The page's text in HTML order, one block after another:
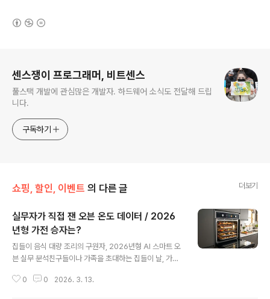
센스쟁이 프로그래머, 비트센스
풀스택 개발에 관심많은 개발자. 하드웨어 소식도 전달해 드립
니다.
구독하기
쇼핑, 할인, 이벤트 의 다른 글 더보기
실무자가 직접 잰 오븐 온도 데이터 / 2026
년형 가전 승자는?
집들이 음식 대량 조리의 구원자, 2026년형 AI 스마트 오
븐 실무 분석친구들이나 가족을 초대하는 집들이 날, 가장
때, 그리고 인원이 많아질수록 주방은 그야말로 전쟁터가
0 0 2026. 3. 13.